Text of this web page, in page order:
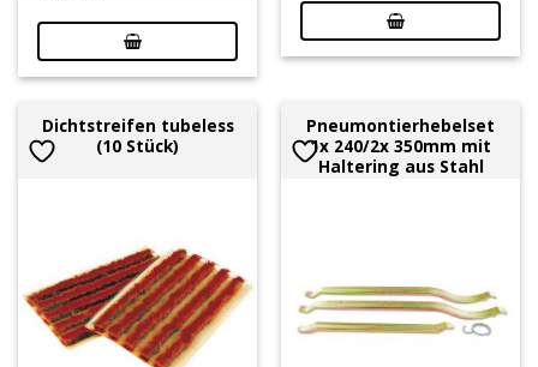
Dichtstreifen tubeless
(10 Stück)
Pneumontierhebelset
1x 240/2x 350mm mit
Haltering aus Stahl